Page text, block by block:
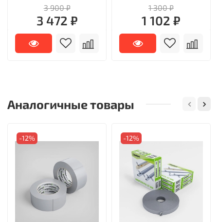
3 900 ₽
3 472 ₽
1 300 ₽
1 102 ₽
Аналогичные товары
-12% -12%